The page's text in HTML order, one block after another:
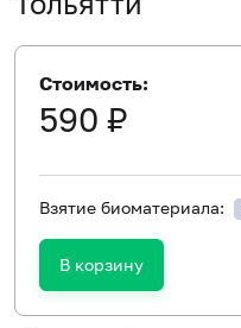
Стоимость:
590 ₽
Взятие биоматериала:
В корзину